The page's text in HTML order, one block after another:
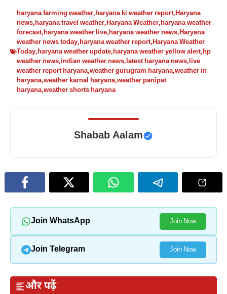
haryana farming weather,haryana ki weather report,Haryana
news,haryana travel weather,Haryana Weather,haryana weather
forecast,haryana weather live,haryana weather news,Haryana
weather news today,haryana weather report,Haryana Weather
Today,haryana weather update,haryana weather yellow alert,hp
weather news,indian weather news,latest haryana news,live
weather report haryana,weather gurugram haryana,weather in
haryana,weather karnal haryana,weather panipat
haryana,weather shorts haryana
Shabab Aalam
Join WhatsApp Join Now
Join Telegram Join Now
और पढ़ें